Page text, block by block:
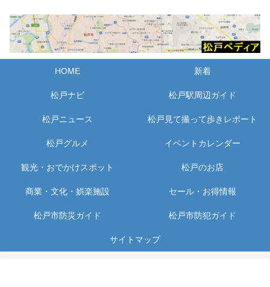
HOME 新着
松戸ナビ 松戸駅周辺ガイド
松戸ニュース 松戸見て撮って歩きレポート
松戸グルメ イベントカレンダー
観光・おでかけスポット 松戸のお店
商業・文化・娯楽施設 セール・お得情報
松戸市防災ガイド 松戸市防犯ガイド
サイトマップ